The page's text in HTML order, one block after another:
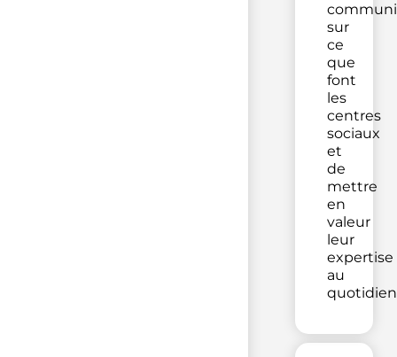
sur
ce
que
font
les
centres
sociaux
et
de
mettre
en
valeur
leur
expertise
au